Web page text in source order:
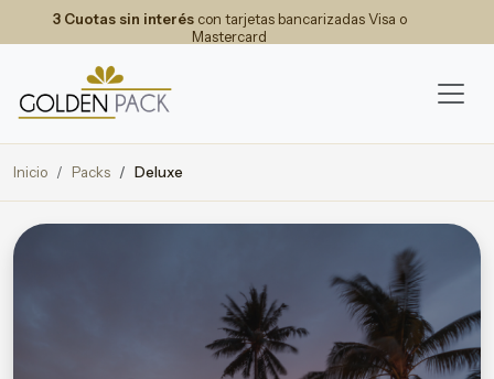
3 Cuotas sin interéscon tarjetas bancarizadas Visa o
Mastercard
Inicio Packs Deluxe